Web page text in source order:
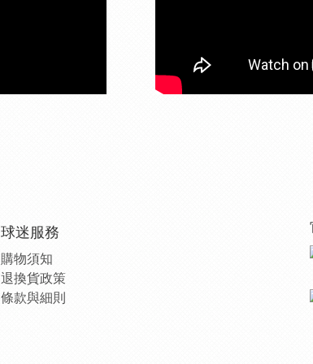
球迷服務
購物須知
退換貨政策
條款與細則